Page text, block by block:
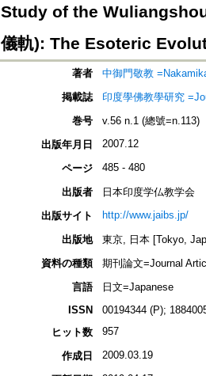
Study of the
儀軌): The Esoteric
著者
中御門敬教
掲載誌
印度學佛教學研究
巻号
v.56 n.1 (總號=n.113)
出版年月日
2007.12
ページ 485 - 480
出版者
日本印度学仏教学会
出版サイト
http://www.jaibs.jp/
出版地
東京, 日本 [Tokyo,
資料の種類
期刊論文=Journal
言語
日文=Japanese
ISSN
00194344 (P);
ヒット数
957
作成日 2009.03.19